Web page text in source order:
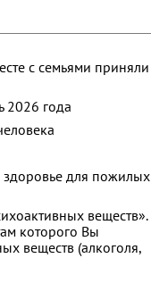
с семьями приняли
2026 года
здоровье для пожилых
веществ».
которого Вы
веществ (алкоголя,